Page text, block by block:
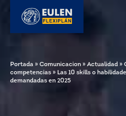
Portada » Comunicacion » Actualidad »
competencias » Las 10 skills o
demandadas en 2025